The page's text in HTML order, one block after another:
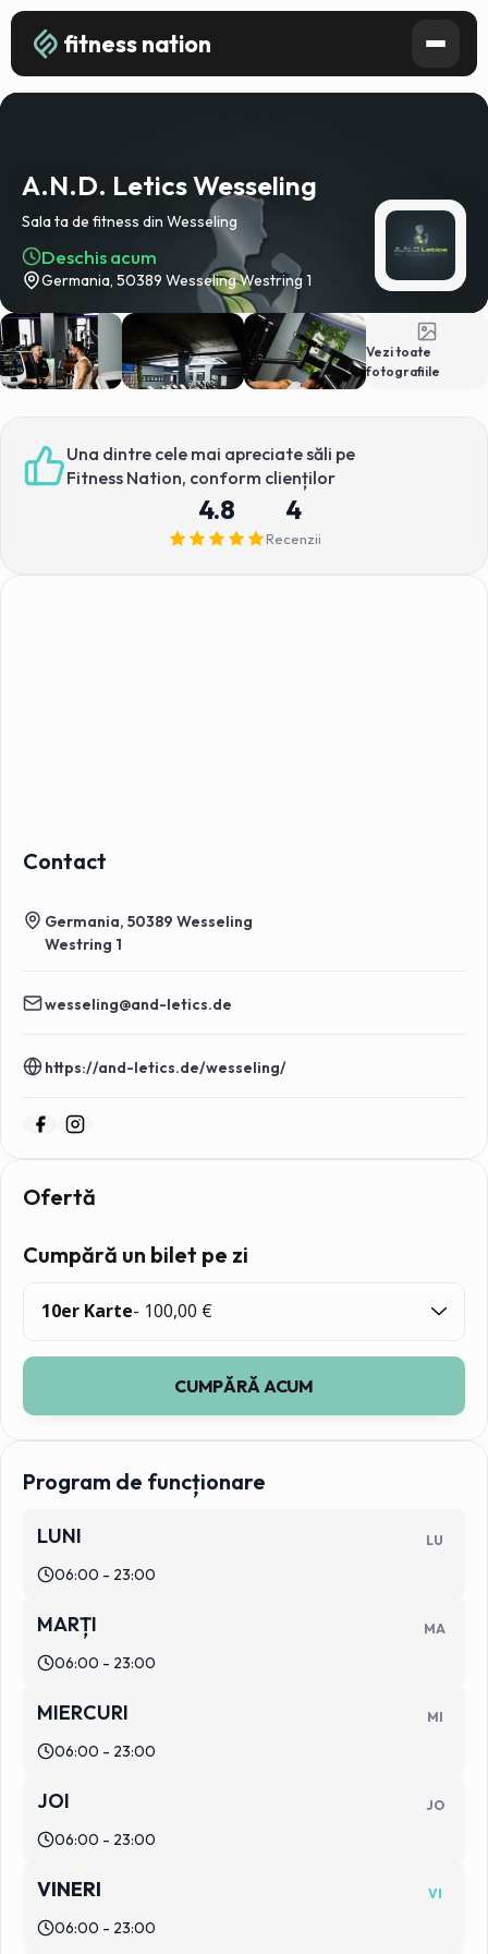
fitness nation
A.N.D. Letics Wesseling
Sala ta de fitness din Wesseling
Deschis acum
Germania, 50389 Wesseling Westring 1
Vezi toate
fotografiile
Una dintre cele mai apreciate săli pe
Fitness Nation, conform clienților
4.8 4
Recenzii
Contact
Germania, 50389 Wesseling
Westring 1
wesseling@and-letics.de
https://and-letics.de/wesseling/
Ofertă
Cumpără un bilet pe zi
10er Karte- 100,00 €
CUMPĂRĂ ACUM
Program de funcționare
LUNI LU
06:00 - 23:00
MARȚI MA
06:00 - 23:00
MIERCURI MI
06:00 - 23:00
JOI JO
06:00 - 23:00
VINERI VI
06:00 - 23:00